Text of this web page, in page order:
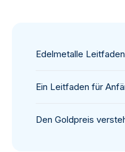
Edelmetalle Leitfaden
Ein Leitfaden für
Den Goldpreis